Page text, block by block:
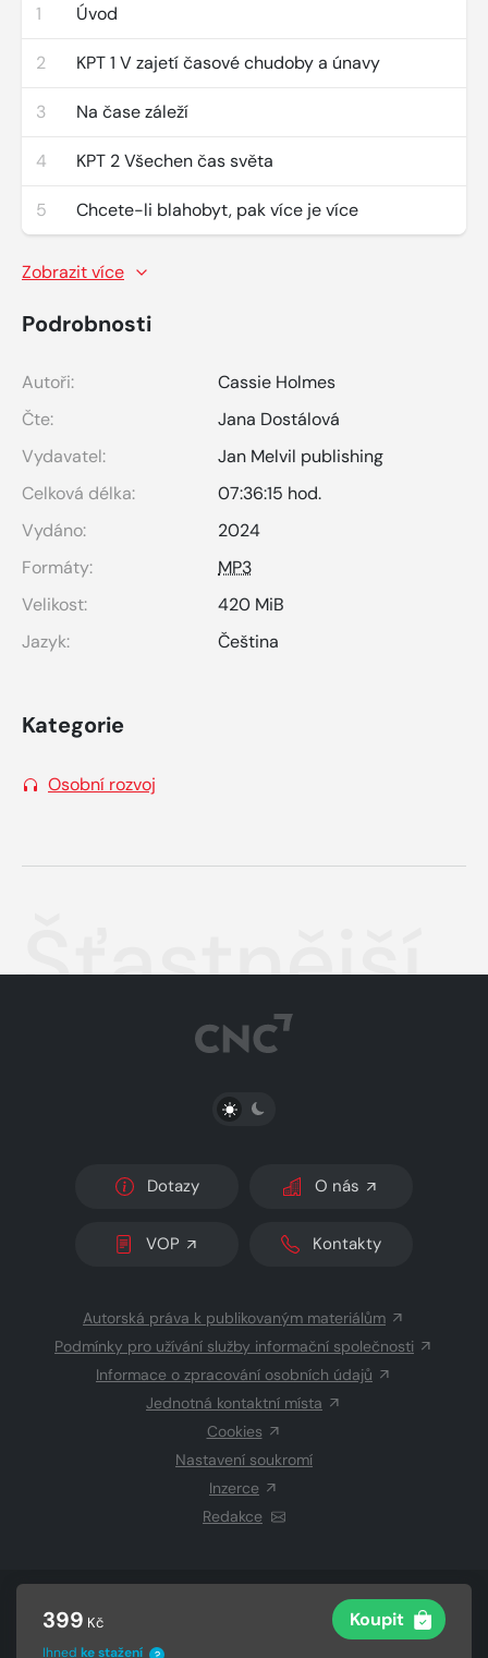
399 Kč Koupit
Ihned ke stažení
1 Úvod
2 KPT 1 V zajetí časové chudoby a únavy
3 Na čase záleží
4 KPT 2 Všechen čas světa
5 Chcete-li blahobyt, pak více je více
Zobrazit více
Podrobnosti
Autoři:
Cassie Holmes
Čte:
Jana Dostálová
Vydavatel:
Jan Melvil publishing
Celková délka:
07:36:15 hod.
Vydáno:
2024
Formáty:
MP3
Velikost:
420 MiB
Jazyk:
Čeština
Kategorie
Osobní rozvoj
Šťastnější
PŘEPNOUT SVĚTLÝ/TMAVÝ REŽIM
Dotazy O nás
VOP Kontakty
Autorská práva k publikovaným materiálům
Podmínky pro užívání služby informační společnosti
Informace o zpracování osobních údajů
Jednotná kontaktní místa
Cookies
Nastavení soukromí
Inzerce
Redakce
CZECH NEWS CENTER a.s.a dodavatelé
Vysázeno